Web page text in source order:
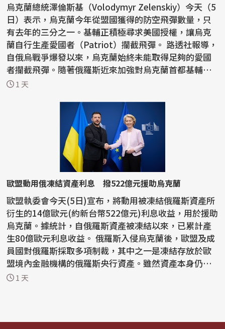
烏克蘭總統澤倫斯基（Volodymyr Zelenskiy）今天（5
日）表示，烏克蘭今年從盟國獲得的防空飛彈數量，只
有去年的三分之一。基輔正積極尋求美國授權，讓烏克
蘭自行生產愛國者（Patriot）攔截飛彈。 路透社報導，
自俄烏戰爭爆發以來，烏克蘭始終未能取得足夠的愛國
者攔截飛彈。隨著俄羅斯近來加強對烏克蘭首都基輔和
南部...
1 天
歐盟動用俄凍結資產利息 撥522億元援助烏克蘭
歐盟執委會今天(5日)宣布，將動用被凍結俄羅斯資產所
衍生的14億歐元(約新台幣522億元)利息收益，用於援助
烏克蘭。據統計，自俄羅斯資產被凍結以來，已累計產
生80億歐元利息收益。 俄羅斯入侵烏克蘭後，歐盟及成
員國對俄羅斯採取多項制裁，其中之一是凍結存放於歐
盟境內金融機構的俄羅斯央行資產。雖然資產本身仍
處...1 天